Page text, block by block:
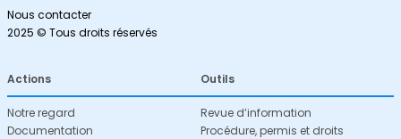
Nous contacter
2025 © Tous droits réservés
Actions
Notre regard
Documentation
Outils
Revue d’information
Procédure, permis et droits